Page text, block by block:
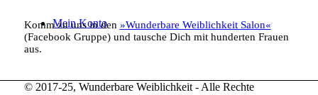
Mein Konto
Komm zu uns in den »Wunderbare Weiblichkeit Salon«
(Facebook Gruppe) und tausche Dich mit hunderten Frauen
aus.
© 2017-25, Wunderbare Weiblichkeit - Alle Rechte